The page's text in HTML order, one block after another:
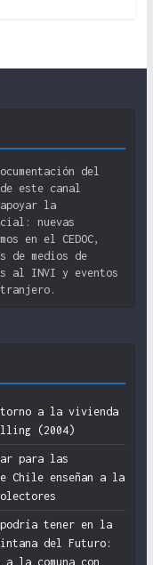
del
este canal
la
nuevas
en el CEDOC,
de medios de
al INVI y eventos
a la vivienda
(2004)
para las
Chile enseñan a la
podría tener en la
del Futuro:
la comuna con